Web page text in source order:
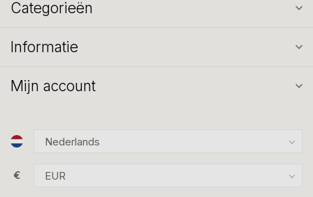
Categorieën
Informatie
Mijn account
€